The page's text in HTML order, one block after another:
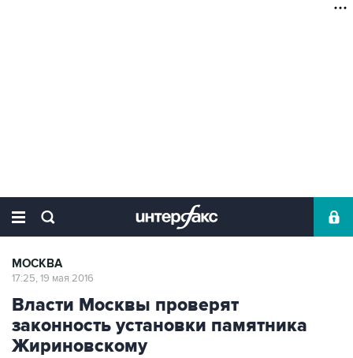
МОСКВА
17:25, 19 мая 2016
Власти Москвы проверят
законность установки памятника
Жириновскому